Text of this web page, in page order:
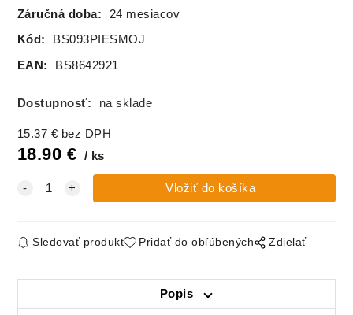
Mojkáčik
Mušelín SIVÝ
Mojkáčik
Mušelín
ZVIERATKÁ
Mojkáčik
bavlna MACKO
Mušelinový
mojkáčik Zajko,
PIESKOVÁ
Záručná doba: 24 mesiacov
Kód: BS093PIESMOJ
EAN: BS8642921
Dostupnosť: na sklade
15.37 € bez DPH
18.90 € ks
Sledovať produkt Pridať do obľúbených Zdielať
Popis